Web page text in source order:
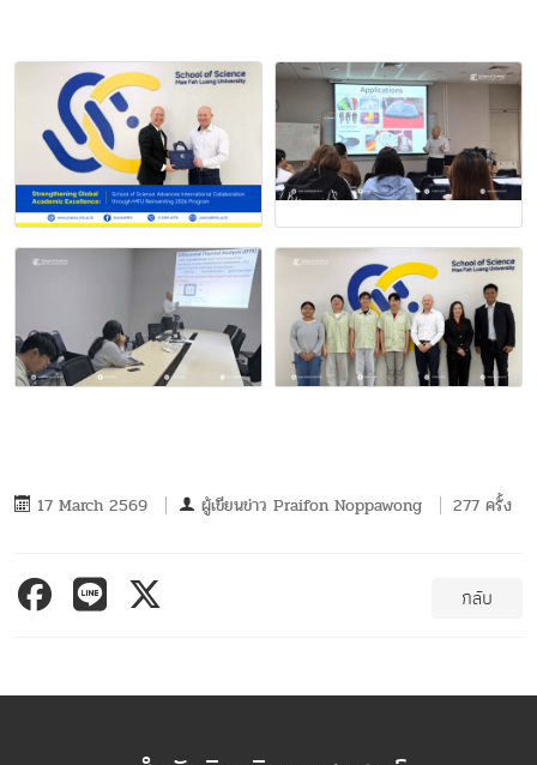
17 March 2569 ผู้เขียนข่าว Praifon Noppawong 277 ครั้ง
กลับ